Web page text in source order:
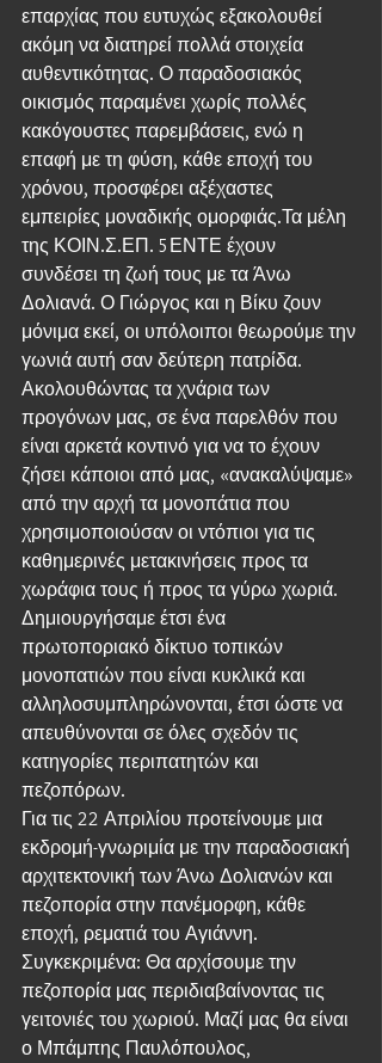
επαρχίας που ευτυχώς εξακολουθεί
ακόμη να διατηρεί πολλά στοιχεία
αυθεντικότητας. Ο παραδοσιακός
οικισμός παραμένει χωρίς πολλές
κακόγουστες παρεμβάσεις, ενώ η
επαφή με τη φύση, κάθε εποχή του
χρόνου, προσφέρει αξέχαστες
εμπειρίες μοναδικής ομορφιάς.Τα μέλη
της ΚΟΙΝ.Σ.ΕΠ. 5ΕΝΤΕ έχουν
συνδέσει τη ζωή τους με τα Άνω
Δολιανά. Ο Γιώργος και η Βίκυ ζουν
μόνιμα εκεί, οι υπόλοιποι θεωρούμε την
γωνιά αυτή σαν δεύτερη πατρίδα.
Ακολουθώντας τα χνάρια των
προγόνων μας, σε ένα παρελθόν που
είναι αρκετά κοντινό για να το έχουν
ζήσει κάποιοι από μας, «ανακαλύψαμε»
από την αρχή τα μονοπάτια που
χρησιμοποιούσαν οι ντόπιοι για τις
καθημερινές μετακινήσεις προς τα
χωράφια τους ή προς τα γύρω χωριά.
Δημιουργήσαμε έτσι ένα
πρωτοποριακό δίκτυο τοπικών
μονοπατιών που είναι κυκλικά και
αλληλοσυμπληρώνονται, έτσι ώστε να
απευθύνονται σε όλες σχεδόν τις
κατηγορίες περιπατητών και
πεζοπόρων.
Για τις 22 Απριλίου προτείνουμε μια
εκδρομή-γνωριμία με την παραδοσιακή
αρχιτεκτονική των Άνω Δολιανών και
πεζοπορία στην πανέμορφη, κάθε
εποχή, ρεματιά του Αγιάννη.
Συγκεκριμένα: Θα αρχίσουμε την
πεζοπορία μας περιδιαβαίνοντας τις
γειτονιές του χωριού. Μαζί μας θα είναι
ο Μπάμπης Παυλόπουλος,